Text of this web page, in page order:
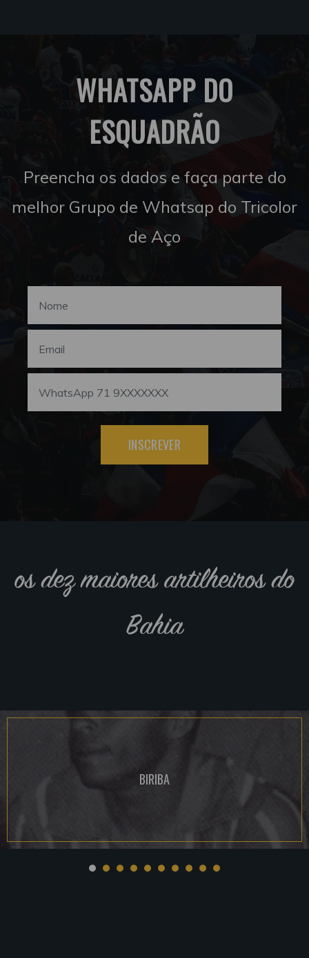
WHATSAPP DO
ESQUADRÃO
Preencha os dados e faça parte do
melhor Grupo de Whatsap do Tricolor
de Aço
INSCREVER
os dez maiores artilheiros do
Bahia
BIRIBA